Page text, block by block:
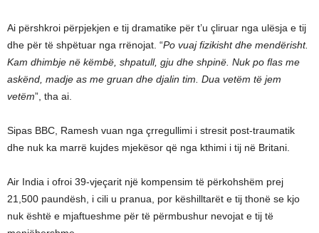
Ai përshkroi përpjekjen e tij dramatike për t’u çliruar nga ulësja e tij
dhe për të shpëtuar nga rrënojat. “Po vuaj fizikisht dhe mendërisht.
Kam dhimbje në këmbë, shpatull, gju dhe shpinë. Nuk po flas me
askënd, madje as me gruan dhe djalin tim. Dua vetëm të jem
vetëm”, tha ai.
Sipas BBC, Ramesh vuan nga çrregullimi i stresit post-traumatik
dhe nuk ka marrë kujdes mjekësor që nga kthimi i tij në Britani.
Air India i ofroi 39-vjeçarit një kompensim të përkohshëm prej
21,500 paundësh, i cili u pranua, por këshilltarët e tij thonë se kjo
nuk është e mjaftueshme për të përmbushur nevojat e tij të